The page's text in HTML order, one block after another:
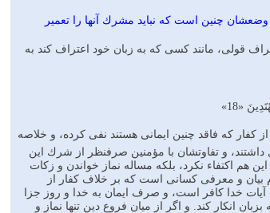
چنين است كه نبايد مشرك آنها را تعمير
قولى، مانند كسى كه به زبان خود اعتراف كند به
«18»
كه فاقد چنين ايمانى هستند نفى كرده، و خلاصه
داشتند، و تفاوتشان با مؤمنين صرفنظر از شرك اين
هم اكتفاء نكرد، بلكه مساله نماز خواندن و زكات
بيان و معرفى كسانى است كه بر خلاف كفار از
خدا كافر است، و صرف ايمان به خدا و روز جزا
انكار كند. و اگر از ميان فروع دين تنها نماز و